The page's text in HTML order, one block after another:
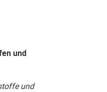
und
und